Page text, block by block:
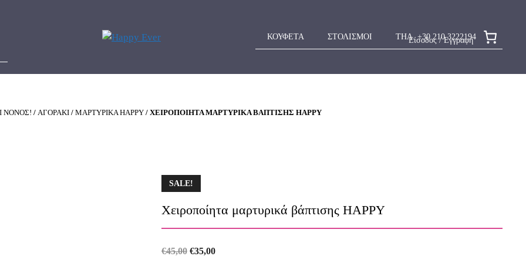
Είσοδος / Εγγραφή
ΚΟΥΦΕΤΑ ΣΤΟΛΙΣΜΟΙ ΤΗΛ. +30 210 3222194
ΝΟΝΟΣ! / ΑΓΟΡΑΚΙ / ΜΑΡΤΥΡΙΚΑ HAPPY / ΧΕΙΡΟΠΟΊΗΤΑ ΜΑΡΤΥΡΙΚΆ ΒΆΠΤΙΣΗΣ HAPPY
SALE!
Χειροποίητα μαρτυρικά βάπτισης HAPPY
€45,00 Original
€35,00Current